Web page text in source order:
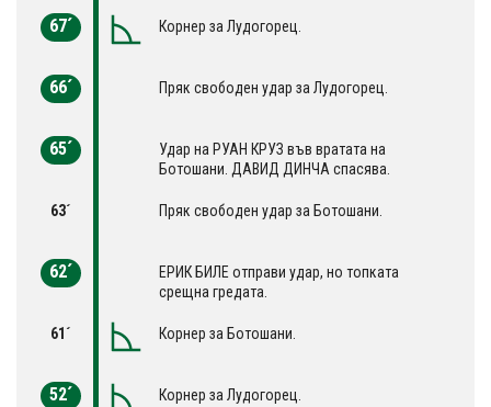
67´ Корнер за Лудогорец.
66´ Пряк свободен удар за Лудогорец.
65´
Удар на РУАН КРУЗ във вратата на
Ботошани. ДАВИД ДИНЧА спасява.
63´ Пряк свободен удар за Ботошани.
62´
ЕРИК БИЛЕ отправи удар, но топката
срещна гредата.
61´ Корнер за Ботошани.
52´ Корнер за Лудогорец.